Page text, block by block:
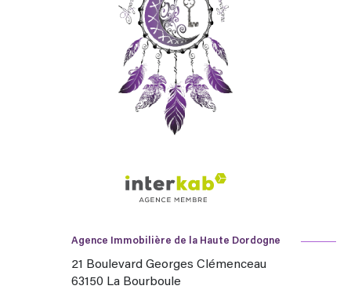
Agence Immobilière de la Haute Dordogne
21 Boulevard Georges Clémenceau
63150 La Bourboule